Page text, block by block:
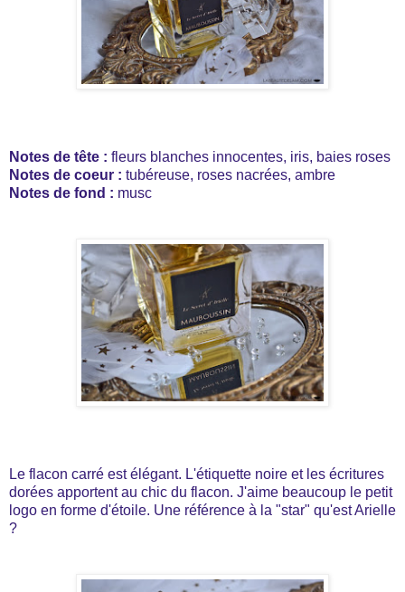
Notes de tête : fleurs blanches innocentes, iris, baies roses
Notes de coeur : tubéreuse, roses nacrées, ambre
Notes de fond : musc
Le flacon carré est élégant. L'étiquette noire et les écritures
dorées apportent au chic du flacon. J'aime beaucoup le petit
logo en forme d'étoile. Une référence à la "star" qu'est Arielle
?